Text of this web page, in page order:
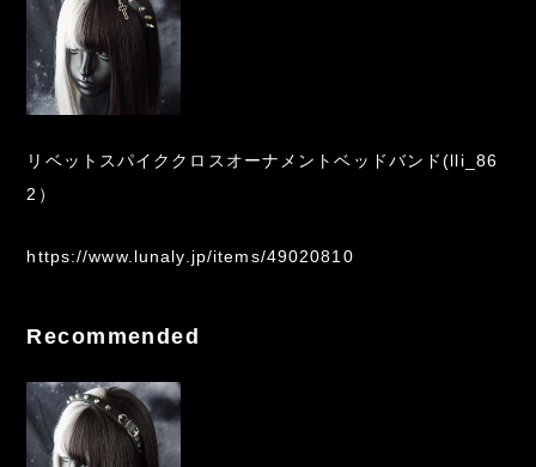
リベットスパイククロスオーナメントベッドバンド(lli_86
2）
https://www.lunaly.jp/items/49020810
Recommended